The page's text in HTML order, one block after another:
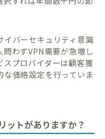
イバーセキュリティ意識
わずVPN需要が急増し
プロバイダーは顧客獲
価格設定を行っていま
ットがありますか？